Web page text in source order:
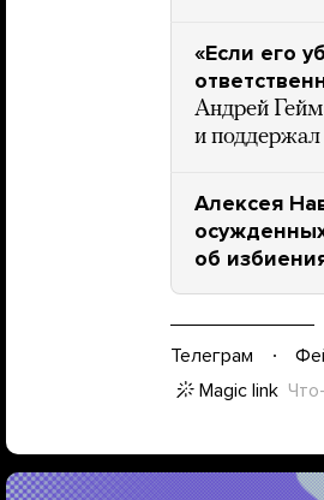
«Если его
Андрей
и
Алексея
об
Телеграм
Magic link